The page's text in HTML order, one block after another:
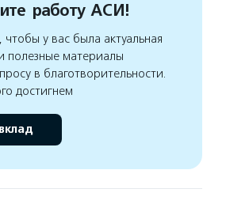
работу АСИ!
у вас была актуальная
полезные материалы
в благотворительности.
достигнем